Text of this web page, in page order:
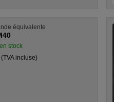
équivalente
stock
(TVA incluse)